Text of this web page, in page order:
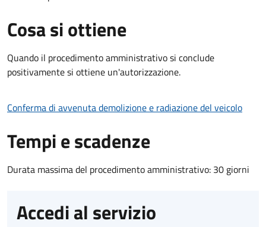
Cosa si ottiene
Quando il procedimento amministrativo si conclude
positivamente si ottiene un'autorizzazione.
Conferma di avvenuta demolizione e radiazione del veicolo
Tempi e scadenze
Durata massima del procedimento amministrativo: 30 giorni
Accedi al servizio